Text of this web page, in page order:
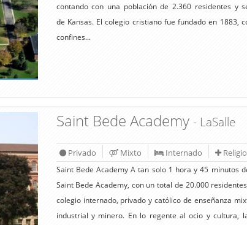
contando con una población de 2.360 residentes y
de Kansas. El colegio cristiano fue fundado en 1883,
confines...
Saint Bede Academy - LaSalle
Privado Mixto Internado
Saint Bede Academy A tan solo 1 hora y 45 minutos
Saint Bede Academy, con un total de 20.000
colegio internado, privado y católico de enseñanza
industrial y minero. En lo regente al ocio y cultura,